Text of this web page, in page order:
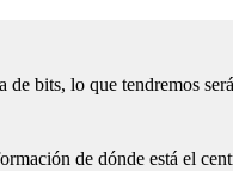
bits, lo que tendremos
de dónde está el